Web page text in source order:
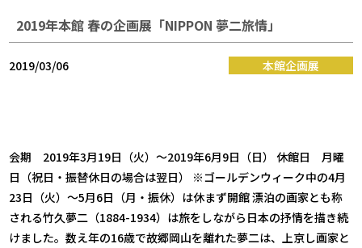
2019年本館 春の企画展「NIPPON 夢二旅情」
2019/03/06 本館企画展
会期 2019年3月19日（火）～2019年6月9日（日） 休館日 月曜
日（祝日・振替休日の場合は翌日） ※ゴールデンウィーク中の4月
23日（火）～5月6日（月・振休）は休まず開館 漂泊の画家とも称
される竹久夢二（1884-1934）は旅をしながら日本の抒情を描き続
けました。数え年の16歳で故郷岡山を離れた夢二は、上京し画家と